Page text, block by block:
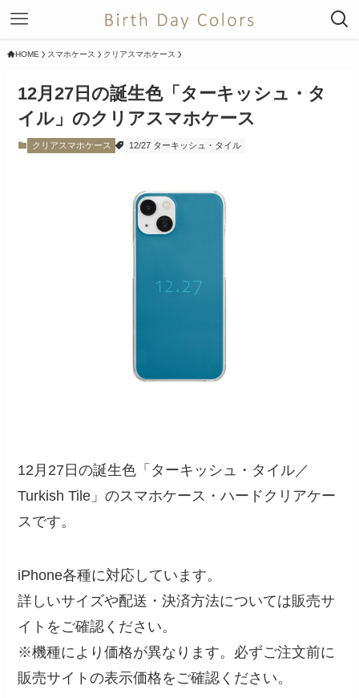
HOME スマホケース クリアスマホケース
12月27日の誕生色「ターキッシュ・タ
イル」のクリアスマホケース
クリアスマホケース 12/27 ターキッシュ・タイル
12月27日の誕生色「ターキッシュ・タイル／
Turkish Tile」のスマホケース・ハードクリアケー
スです。
iPhone各種に対応しています。
詳しいサイズや配送・決済方法については販売サ
イトをご確認ください。
※機種により価格が異なります。必ずご注文前に
販売サイトの表示価格をご確認ください。